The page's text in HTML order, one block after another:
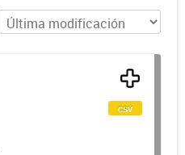
csv